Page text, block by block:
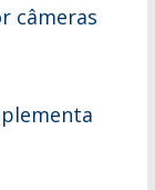
câmeras